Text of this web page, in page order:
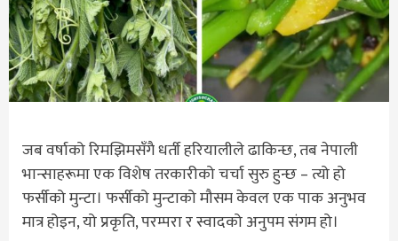
जब वर्षाको रिमझिमसँगै धर्ती हरियालीले ढाकिन्छ, तब नेपाली
भान्साहरूमा एक विशेष तरकारीको चर्चा सुरु हुन्छ – त्यो हो
फर्सीको मुन्टा। फर्सीको मुन्टाको मौसम केवल एक पाक अनुभव
मात्र होइन, यो प्रकृति, परम्परा र स्वादको अनुपम संगम हो।